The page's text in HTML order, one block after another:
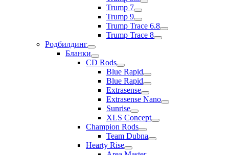
Trump 7
Trump 9
Trump Trace 6.8
Trump Trace 8
Родбилдинг
Бланки
CD Rods
Blue Rapid
Blue Rapid
Extrasense
Extrasense Nano
Sunrise
XLS Concept
Champion Rods
Team Dubna
Hearty Rise